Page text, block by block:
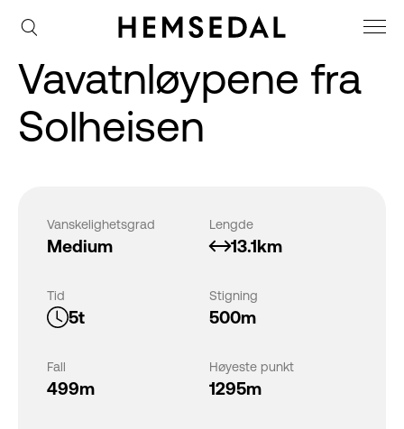
Vavatnløypene fra
Solheisen
Vanskelighetsgrad
Medium
Lengde
13.1km
Tid
5t
Stigning
500m
Fall
499m
Høyeste punkt
1295m